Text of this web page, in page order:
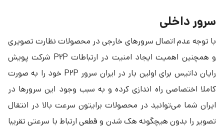
سرور داخلی
با توجه عدم اتصال سرورهای خارجی در محصولات نظارت تصویری
و همچنین اهمیت ایجاد امنیت در ارتباطات P۲P شرکت پویش
رایان داتیس برای اولین بار در ایران سرور P۲P خود را به صورت
کاملا اختصاصی راه اندازی کرده و به سبب وجود این سرورها در
ایران شما می‌توانید در محصولات برایتون سرعت بالا در انتقال
تصویر را بدون هیچگونه هک شدن و قطعی ارتباط با سرعتی تقریبا